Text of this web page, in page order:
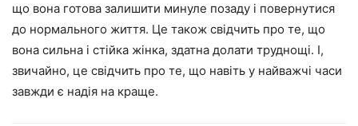
що вона готова залишити минуле позаду і повернутися
до нормального життя. Це також свідчить про те, що
вона сильна і стійка жінка, здатна долати труднощі. І,
звичайно, це свідчить про те, що навіть у найважчі часи
завжди є надія на краще.